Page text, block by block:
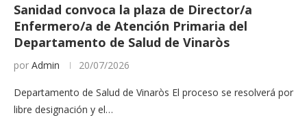
Sanidad convoca la plaza de Director/a
Enfermero/a de Atención Primaria del
Departamento de Salud de Vinaròs
por Admin 20/07/2026
Departamento de Salud de Vinaròs El proceso se resolverá por
libre designación y el…